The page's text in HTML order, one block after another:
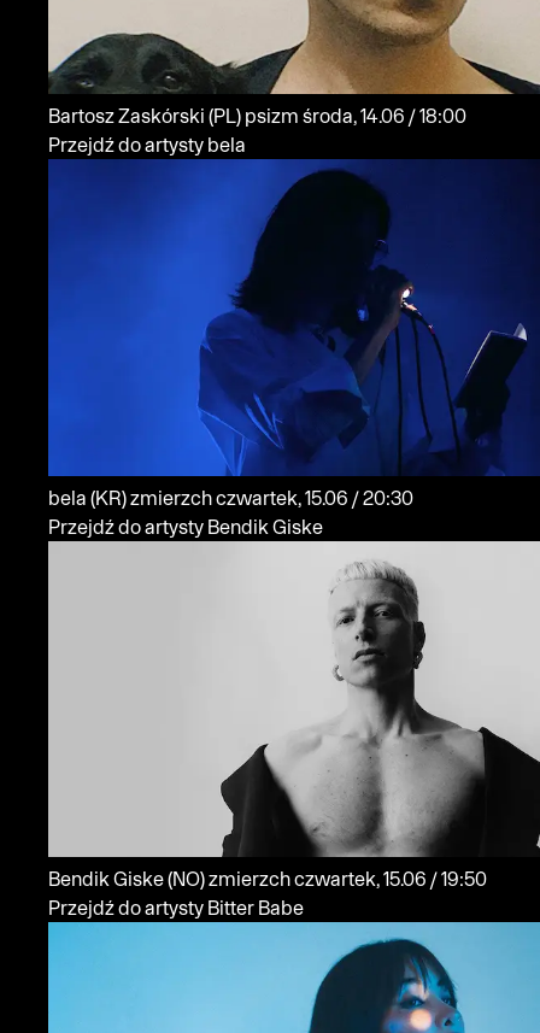
Bartosz Zaskórski (PL) psizm
środa, 14.06 / 18:00
Przejdź do artysty bela
bela (KR)zmierzch
czwartek, 15.06 / 20:30
Przejdź do artysty Bendik Giske
Bendik Giske(NO)zmierzch
czwartek, 15.06 / 19:50
Przejdź do artysty Bitter Babe